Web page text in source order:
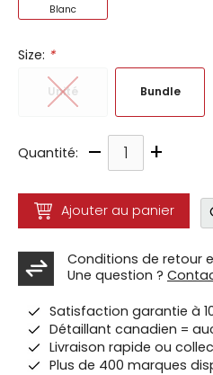
Blanc
Size: *
Unité Bundle
Quantité: – +
Ajouter au panier
Conditions de retour
Une question ?
Satisfaction garantie à
Détaillant canadien =
Livraison rapide ou
Plus de 400 marques